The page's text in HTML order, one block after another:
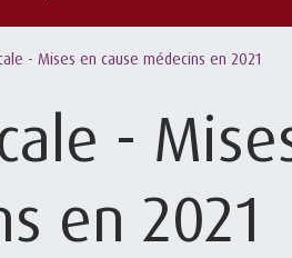
- Mises en cause médecins en 2021
-
en 2021